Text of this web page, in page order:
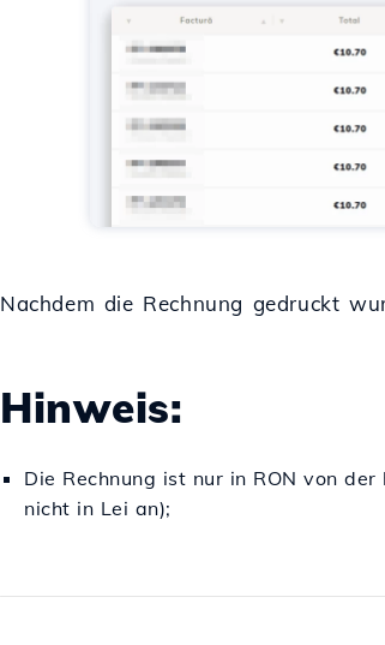
Nachdem die Rechnung gedruckt
Hinweis:
Die Rechnung ist nur in RON von
nicht in Lei an);